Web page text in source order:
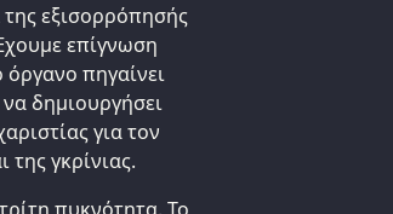
εξισορρόπησής
επίγνωση
πηγαίνει
δημιουργήσει
για τον
γκρίνιας.